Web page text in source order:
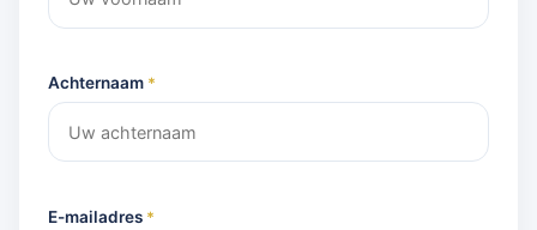
Achternaam *
E-mailadres *